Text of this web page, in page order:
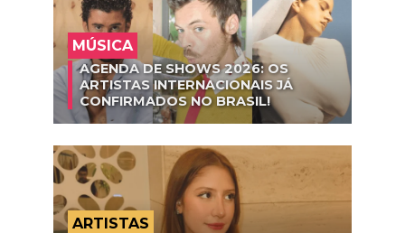
MÚSICA
AGENDA DE SHOWS 2026: OS
ARTISTAS INTERNACIONAIS JÁ
CONFIRMADOS NO BRASIL!
ARTISTAS